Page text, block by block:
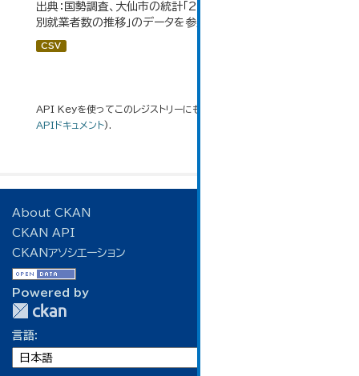
出典：国勢調査、大仙市の統計「2-8 地域別産業（大分類）
別就業者数の推移」のデータを参照しています。
CSV
API Keyを使ってこのレジストリーにもアクセス可能です
APIドキュメント).
About CKAN
CKAN API
CKANアソシエーション
Powered by
言語